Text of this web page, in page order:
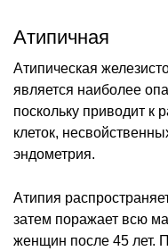
Атипичная
Атипическая
является наиболее
поскольку приводит к
клеток,
эндометрия.
Атипия
затем поражает всю
женщин после 45 лет.